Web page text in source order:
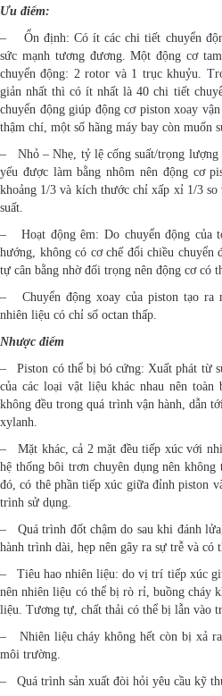
Ưu điểm:
– Ổn định: Có ít các chi tiết chuyển
sức mạnh tương đương. Một động cơ
chuyển động: 2 rotor và 1 trục khuỷu.
giản nhất thì có ít nhất là 40 chi tiết
chuyển động giúp động cơ piston xoay
thậm chí, một số hãng máy bay còn muốn
– Nhỏ – Nhẹ, tỷ lệ cống suất/trọng
yếu được làm bằng nhôm nên động cơ
khoảng 1/3 và kích thước chỉ xấp xỉ 1/3 so
suất.
– Hoạt động êm: Do chuyển động của
hướng, không có cơ chế đổi chiều chuyển
tự cân bằng nhờ đối trọng nên động cơ có
– Chuyển động xoay của piston tạo ra
nhiên liệu có chỉ số octan thấp.
Nhược điểm
– Piston có thể bị bó cứng: Xuất phát từ
của các loại vật liệu khác nhau nên
không đều trong quá trình vận hành, dẫn
xylanh.
– Mặt khác, cả 2 mặt đều tiếp xúc với
hệ thống bôi trơn chuyên dụng nên
đó, có thê phần tiếp xúc giữa đỉnh piston
trình sử dụng.
– Quá trình đốt chậm do sau khi đánh
hành trình dài, hẹp nên gây ra sự trễ và có
– Tiêu hao nhiên liệu: do vị trí tiếp xúc
nên nhiên liệu có thể bị rò rỉ, buồng cháy
liệu. Tương tự, chất thải có thể bị lẫn vào
– Nhiên liệu cháy không hết còn bị xả
môi trường.
– Quá trình sản xuất đòi hỏi yêu cầu kỹ